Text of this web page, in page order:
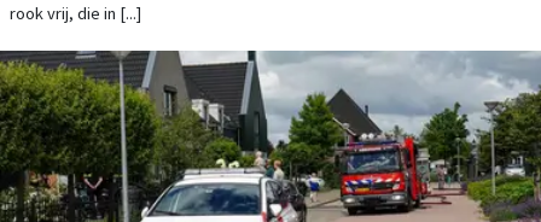
rook vrij, die in [...]